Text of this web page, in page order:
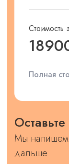
Стоимость
Полная
Мы напишем
дальше